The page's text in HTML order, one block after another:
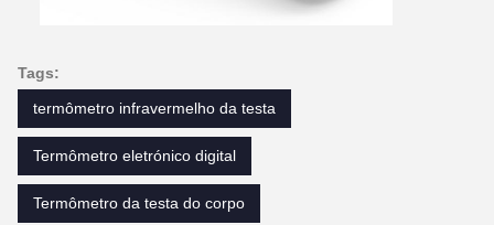
Tags:
termômetro infravermelho da testa
Termômetro eletrónico digital
Termômetro da testa do corpo